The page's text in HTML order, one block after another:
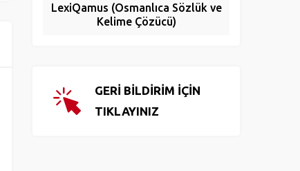
LexiQamus (Osmanlıca Sözlük ve
Kelime Çözücü)
GERİ BİLDİRİM İÇİN
TIKLAYINIZ